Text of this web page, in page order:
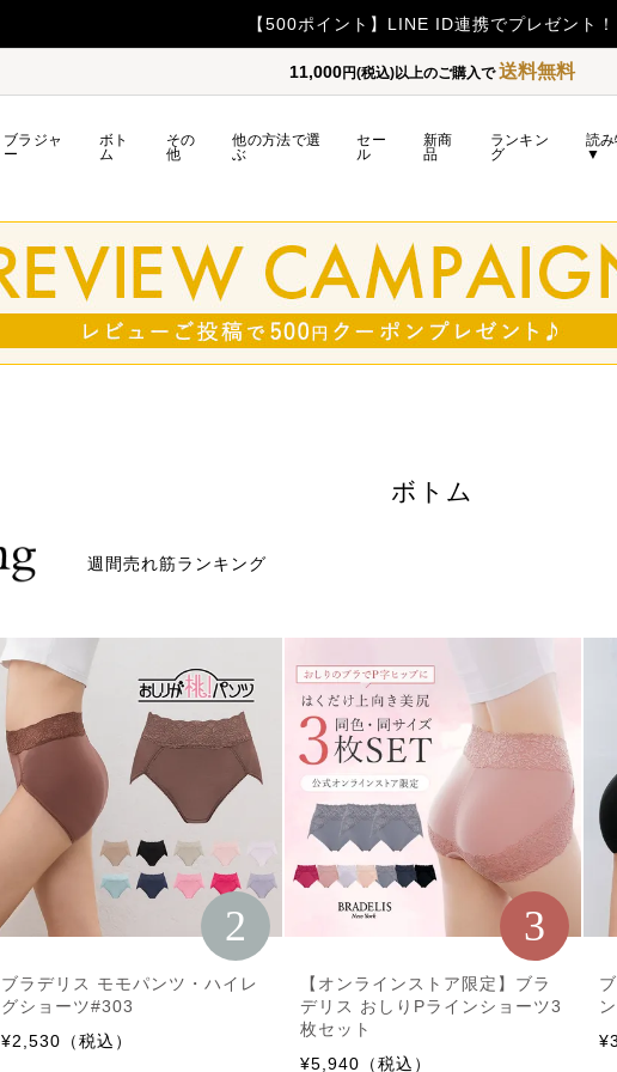
【500ポイント】LINE ID連携でプレゼント！
11,000円(税込)以上のご購入で送料無料
ブラジャ
ー
ボト
ム
その
他
他の方法で選
ぶ
セー
ル
新商
品
ランキン
グ
読み
▼
ボトム
週間売れ筋ランキング
2
ブラデリス モモパンツ・ハイレ
グショーツ#303
¥2,530（税込）
3
【オンラインストア限定】ブラ
デリス おしりPラインショーツ3
枚セット
¥5,940（税込）